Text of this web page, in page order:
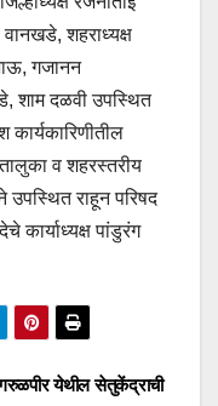
वानखडे, शहराध्यक्ष
गजानन
शाम दळवी उपस्थित
कार्यकारिणीतील
तालुका व शहरस्तरीय
उपस्थित राहून परिषद
कार्याध्यक्ष पांडुरंग
येथील सेतुकेंद्राची